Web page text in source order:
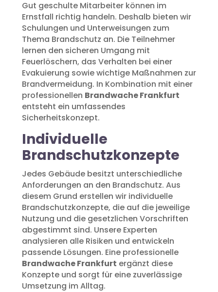
Gut geschulte Mitarbeiter können im
Ernstfall richtig handeln. Deshalb bieten wir
Schulungen und Unterweisungen zum
Thema Brandschutz an. Die Teilnehmer
lernen den sicheren Umgang mit
Feuerlöschern, das Verhalten bei einer
Evakuierung sowie wichtige Maßnahmen zur
Brandvermeidung. In Kombination mit einer
professionellen Brandwache Frankfurt
entsteht ein umfassendes
Sicherheitskonzept.
Individuelle
Brandschutzkonzepte
Jedes Gebäude besitzt unterschiedliche
Anforderungen an den Brandschutz. Aus
diesem Grund erstellen wir individuelle
Brandschutzkonzepte, die auf die jeweilige
Nutzung und die gesetzlichen Vorschriften
abgestimmt sind. Unsere Experten
analysieren alle Risiken und entwickeln
passende Lösungen. Eine professionelle
Brandwache Frankfurt ergänzt diese
Konzepte und sorgt für eine zuverlässige
Umsetzung im Alltag.